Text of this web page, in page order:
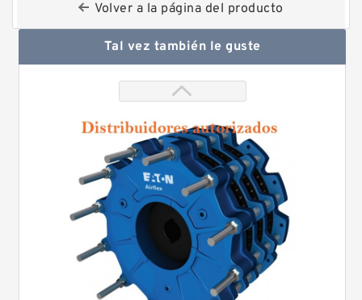
Volver a la página del producto
Tal vez también le guste